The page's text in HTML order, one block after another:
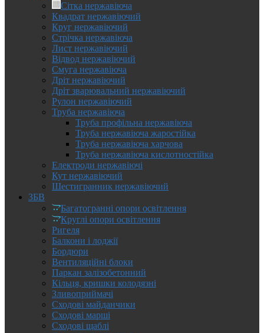
Сітка нержавіюча
Квадрат нержавіючий
Круг нержавіючий
Стрічка нержавіюча
Лист нержавіючий
Відвод нержавіючий
Смуга нержавіюча
Дріт нержавіючий
Дріт зварювальний нержавіючий
Рулон нержавіючий
Труба нержавіюча
Труба профільна нержавіюча
Труба нержавіюча жаростійка
Труба нержавіюча харчова
Труба нержавіюча кислотностійка
Електроди нержавіючі
Кут нержавіючий
Шестигранник нержавіючий
ЗБВ
Багатогранні опори освітлення
Круглі опори освітлення
Ригеля
Балкони і лоджії
Бордюри
Вентиляційні блоки
Паркан залізобетонний
Кільця, кришки колодязні
Зливоприймачі
Сходові майданчики
Сходові марші
Сходові щаблі